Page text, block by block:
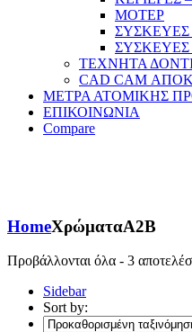
ΜΟΤΕΡ
ΣΥΣΚΕΥΕΣ
ΤΕΧΝΗΤΑ
CAD CAM
ΜΕΤΡΑ ΑΤΟΜΙΚΗΣ
ΕΠΙΚΟΙΝΩΝΙΑ
Compare
HomeΧρώματαA2B
Προβάλλονται όλα - 3
Sidebar
Sort by: